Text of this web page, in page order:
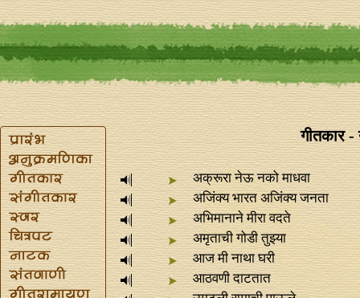
गीतकार
अक्रूरा नेऊ नको माधवा
अजिंक्य भारत अजिंक्य जनता
अभिमानाने मीरा वदते
अमृताची गोडी तुझ्या
आज मी नाथा घरी
आठवणी दाटतात